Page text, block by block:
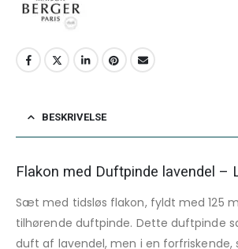
BESKRIVELSE
Flakon med Duftpinde lavendel –
Sæt med tidsløs flakon, fyldt med 125
tilhørende duftpinde. Dette duftpinde
duft af lavendel, men i en forfriskende,